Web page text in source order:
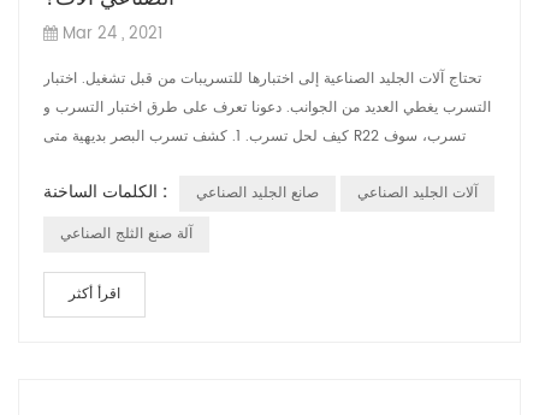
Mar 24 , 2021
تحتاج آلات الجليد الصناعية إلى اختبارها للتسريبات من قبل تشغيل. اختبار
التسرب يغطي العديد من الجوانب. دعونا تعرف على طرق اختبار التسرب و
كيف لحل تسرب. 1. كشف تسرب البصر بديهية متى R22 تسرب، سوف
الكلمات الساخنة : صانع الجليد الصناعي
آلات الجليد الصناعي
آلة صنع الثلج الصناعي
اقرأ أكثر